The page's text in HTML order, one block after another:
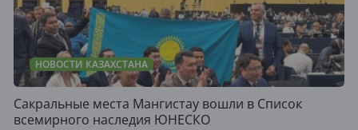
НОВОСТИ КАЗАХСТАНА
Сакральные места Мангистау вошли в Список
всемирного наследия ЮНЕСКО